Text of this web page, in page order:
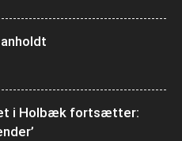
i Holbæk fortsætter: